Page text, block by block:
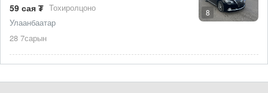
8
59 сая ₮ Тохиролцоно
Улаанбаатар
28 7сарын